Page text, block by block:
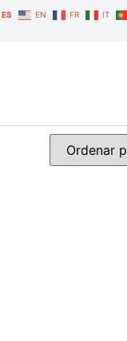
ES EN FR IT